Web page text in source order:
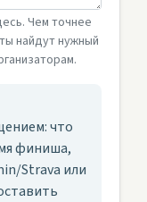
Чем точнее
найдут нужный
что
финиша,
Strava или